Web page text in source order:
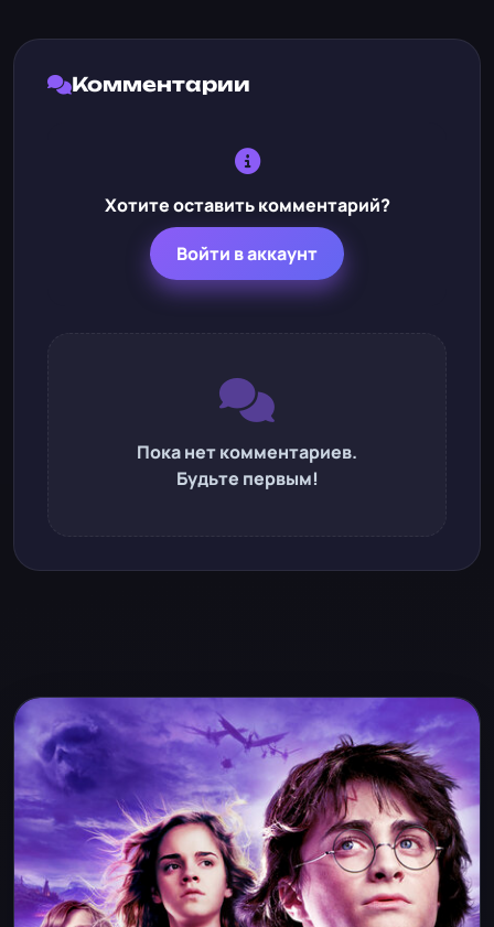
Комментарии
Хотите оставить комментарий?
Войти в аккаунт
Пока нет комментариев.
Будьте первым!